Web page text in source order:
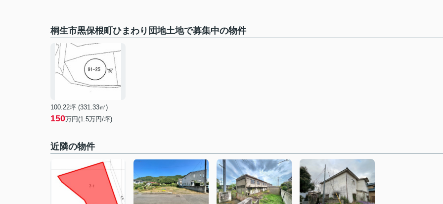
桐生市黒保根町ひまわり団地土地で募集中の物件
100.22坪 (331.33㎡)
150万円(1.5万円/坪)
近隣の物件